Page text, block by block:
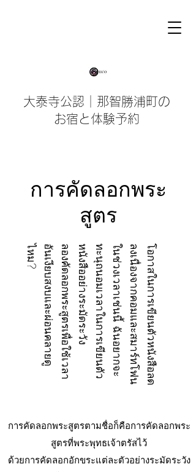
大泰寺公認｜那智勝浦町の
お宿と体験予約
การคัดลอกพระ
สูตร
โ
อ
ก
า
ส
ใ
น
ก
า
ร
เ
ขี
ย
น
ตั
ว
ห
นั
ง
สื
อ
ล
ด
ล
ง
เ
นื่
อ
ง
จ
า
ก
ค
อ
ม
แ
ล
ะ
ส
ม
า
ร์
ท
โ
ฟ
น
ใ
น
ช่
ว
ง
เ
ว
ล
า
เ
ช่
น
นี้
ฉั
น
อ
ย
า
ก
จ
ะ
ท
ะ
นุ
ถ
น
อ
ม
เ
ว
ล
า
ใ
น
ก
า
ร
เ
ขี
ย
น
ตั
ว
ห
นั
ง
สื
อ
อ
ย่
า
ง
ร
ะ
มั
ด
ร
ะ
วั
ง
ล
อ
ง
คั
ด
ล
อ
ก
พ
ร
ะ
สู
ต
ร
เ
พื่
อ
ใ
ช้
เ
ว
ล
า
อั
น
เ
งี
ย
บ
ส
ง
บ
แ
ล
ะ
ผ่
อ
น
ค
ล
า
ย
ดู
ไ
ห
ม
?
การคัดลอกพระสูตรตามชื่อก็คือการคัดลอกพระ
สูตรที่พระพุทธเจ้าตรัสไว้
ด้วยการคัดลอกอักขระแต่ละตัวอย่างระมัดระวัง